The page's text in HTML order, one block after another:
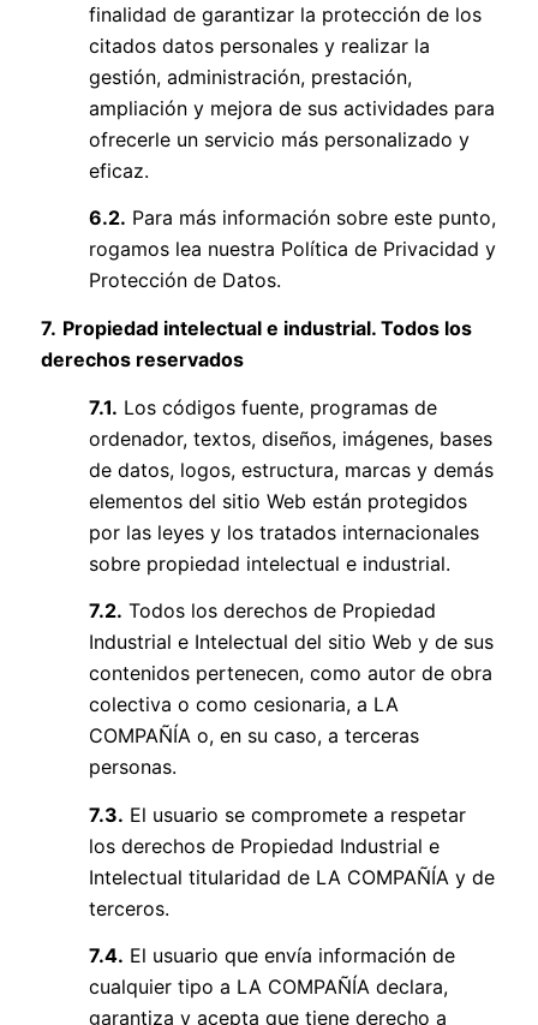
finalidad de garantizar la protección de los
citados datos personales y realizar la
gestión, administración, prestación,
ampliación y mejora de sus actividades para
ofrecerle un servicio más personalizado y
eficaz.
6.2. Para más información sobre este punto,
rogamos lea nuestra Política de Privacidad y
Protección de Datos.
7. Propiedad intelectual e industrial. Todos los
derechos reservados
7.1. Los códigos fuente, programas de
ordenador, textos, diseños, imágenes, bases
de datos, logos, estructura, marcas y demás
elementos del sitio Web están protegidos
por las leyes y los tratados internacionales
sobre propiedad intelectual e industrial.
7.2. Todos los derechos de Propiedad
Industrial e Intelectual del sitio Web y de sus
contenidos pertenecen, como autor de obra
colectiva o como cesionaria, a LA
COMPAÑÍA o, en su caso, a terceras
personas.
7.3. El usuario se compromete a respetar
los derechos de Propiedad Industrial e
Intelectual titularidad de LA COMPAÑÍA y de
terceros.
7.4. El usuario que envía información de
cualquier tipo a LA COMPAÑÍA declara,
garantiza y acepta que tiene derecho a